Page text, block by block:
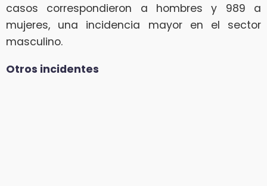
casos correspondieron a hombres y 989 a
mujeres, una incidencia mayor en el sector
masculino.
Otros incidentes